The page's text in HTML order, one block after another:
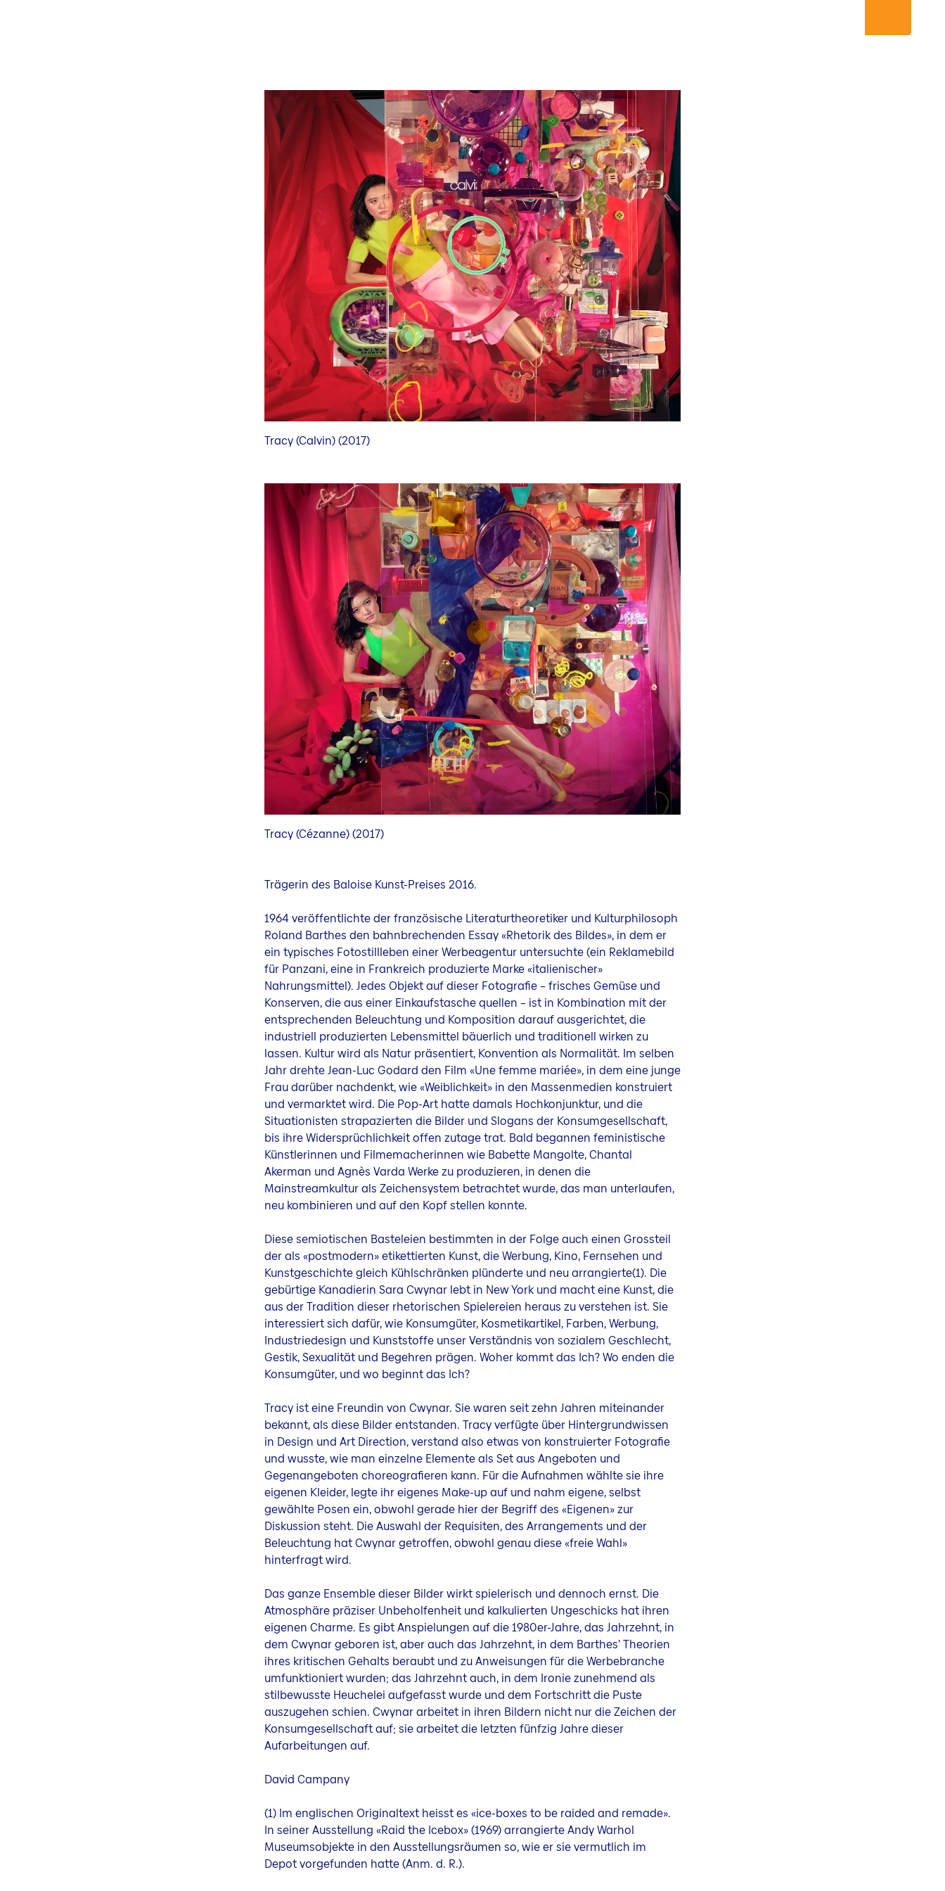
Tracy (Calvin) (2017)
Tracy (Cézanne) (2017)
Trägerin des Baloise Kunst-Preises 2016.
1964 veröffentlichte der französische Literaturtheoretiker und Kulturphilosoph
Roland Barthes den bahnbrechenden Essay «Rhetorik des Bildes», in dem er
ein typisches Fotostillleben einer Werbeagentur untersuchte (ein Reklamebild
für Panzani, eine in Frankreich produzierte Marke «italienischer»
Nahrungsmittel). Jedes Objekt auf dieser Fotografie – frisches Gemüse und
Konserven, die aus einer Einkaufstasche quellen – ist in Kombination mit der
entsprechenden Beleuchtung und Komposition darauf ausgerichtet, die
industriell produzierten Lebensmittel bäuerlich und traditionell wirken zu
lassen. Kultur wird als Natur präsentiert, Konvention als Normalität. Im selben
Jahr drehte Jean-Luc Godard den Film «Une femme mariée», in dem eine junge
Frau darüber nachdenkt, wie «Weiblichkeit» in den Massenmedien konstruiert
und vermarktet wird. Die Pop-Art hatte damals Hochkonjunktur, und die
Situationisten strapazierten die Bilder und Slogans der Konsumgesellschaft,
bis ihre Widersprüchlichkeit offen zutage trat. Bald begannen feministische
Künstlerinnen und Filmemacherinnen wie Babette Mangolte, Chantal
Akerman und Agnès Varda Werke zu produzieren, in denen die
Mainstreamkultur als Zeichensystem betrachtet wurde, das man unterlaufen,
neu kombinieren und auf den Kopf stellen konnte.
Diese semiotischen Basteleien bestimmten in der Folge auch einen Grossteil
der als «postmodern» etikettierten Kunst, die Werbung, Kino, Fernsehen und
Kunstgeschichte gleich Kühlschränken plünderte und neu arrangierte(1). Die
gebürtige Kanadierin Sara Cwynar lebt in New York und macht eine Kunst, die
aus der Tradition dieser rhetorischen Spielereien heraus zu verstehen ist. Sie
interessiert sich dafür, wie Konsumgüter, Kosmetikartikel, Farben, Werbung,
Industriedesign und Kunststoffe unser Verständnis von sozialem Geschlecht,
Gestik, Sexualität und Begehren prägen. Woher kommt das Ich? Wo enden die
Konsumgüter, und wo beginnt das Ich?
Tracy ist eine Freundin von Cwynar. Sie waren seit zehn Jahren miteinander
bekannt, als diese Bilder entstanden. Tracy verfügte über Hintergrundwissen
in Design und Art Direction, verstand also etwas von konstruierter Fotografie
und wusste, wie man einzelne Elemente als Set aus Angeboten und
Gegenangeboten choreografieren kann. Für die Aufnahmen wählte sie ihre
eigenen Kleider, legte ihr eigenes Make-up auf und nahm eigene, selbst
gewählte Posen ein, obwohl gerade hier der Begriff des «Eigenen» zur
Diskussion steht. Die Auswahl der Requisiten, des Arrangements und der
Beleuchtung hat Cwynar getroffen, obwohl genau diese «freie Wahl»
hinterfragt wird.
Das ganze Ensemble dieser Bilder wirkt spielerisch und dennoch ernst. Die
Atmosphäre präziser Unbeholfenheit und kalkulierten Ungeschicks hat ihren
eigenen Charme. Es gibt Anspielungen auf die 1980er-Jahre, das Jahrzehnt, in
dem Cwynar geboren ist, aber auch das Jahrzehnt, in dem Barthes’ Theorien
ihres kritischen Gehalts beraubt und zu Anweisungen für die Werbebranche
umfunktioniert wurden; das Jahrzehnt auch, in dem Ironie zunehmend als
stilbewusste Heuchelei aufgefasst wurde und dem Fortschritt die Puste
auszugehen schien. Cwynar arbeitet in ihren Bildern nicht nur die Zeichen der
Konsumgesellschaft auf; sie arbeitet die letzten fünfzig Jahre dieser
Aufarbeitungen auf.
David Campany
(1) Im englischen Originaltext heisst es «ice-boxes to be raided and remade».
In seiner Ausstellung «Raid the Icebox» (1969) arrangierte Andy Warhol
Museumsobjekte in den Ausstellungsräumen so, wie er sie vermutlich im
Depot vorgefunden hatte (Anm. d. R.).